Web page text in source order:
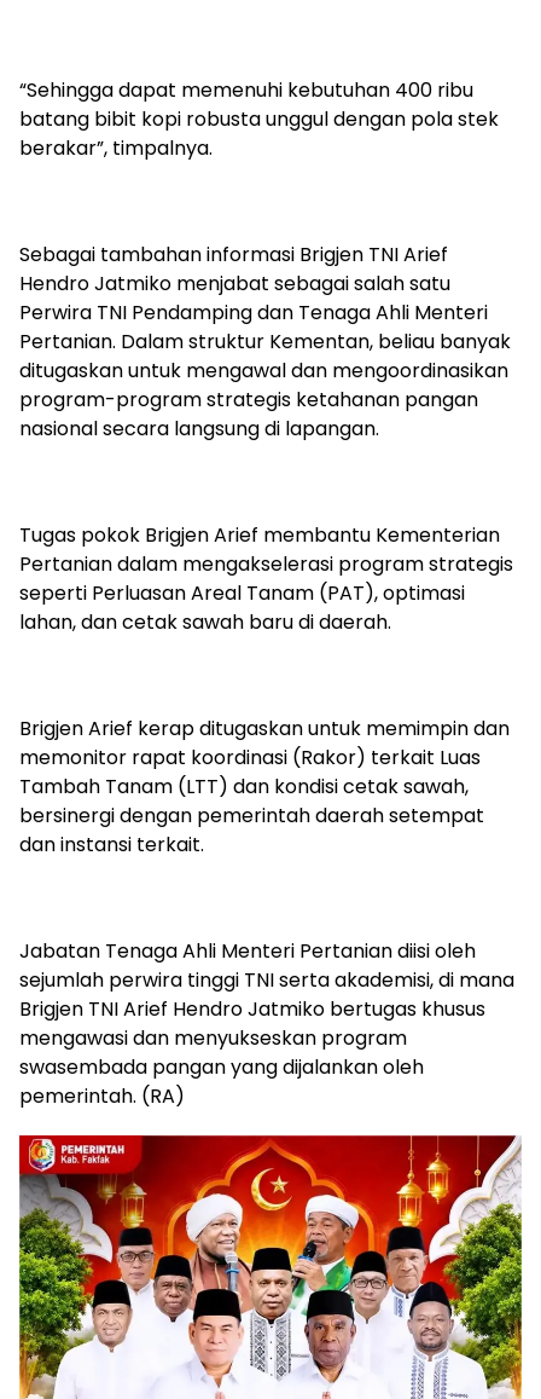
“Sehingga dapat memenuhi kebutuhan 400 ribu
batang bibit kopi robusta unggul dengan pola stek
berakar”, timpalnya.
Sebagai tambahan informasi Brigjen TNI Arief
Hendro Jatmiko menjabat sebagai salah satu
Perwira TNI Pendamping dan Tenaga Ahli Menteri
Pertanian. Dalam struktur Kementan, beliau banyak
ditugaskan untuk mengawal dan mengoordinasikan
program-program strategis ketahanan pangan
nasional secara langsung di lapangan.
Tugas pokok Brigjen Arief membantu Kementerian
Pertanian dalam mengakselerasi program strategis
seperti Perluasan Areal Tanam (PAT), optimasi
lahan, dan cetak sawah baru di daerah.
Brigjen Arief kerap ditugaskan untuk memimpin dan
memonitor rapat koordinasi (Rakor) terkait Luas
Tambah Tanam (LTT) dan kondisi cetak sawah,
bersinergi dengan pemerintah daerah setempat
dan instansi terkait.
Jabatan Tenaga Ahli Menteri Pertanian diisi oleh
sejumlah perwira tinggi TNI serta akademisi, di mana
Brigjen TNI Arief Hendro Jatmiko bertugas khusus
mengawasi dan menyukseskan program
swasembada pangan yang dijalankan oleh
pemerintah. (RA)